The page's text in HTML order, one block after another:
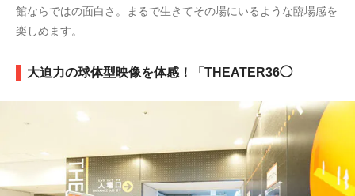
館ならではの面白さ。まるで生きてその場にいるような臨場感を
楽しめます。
大迫力の球体型映像を体感！「THEATER36◯